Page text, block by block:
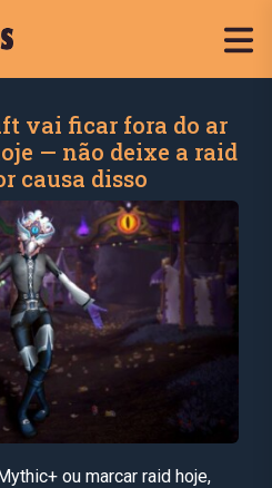
vai ficar fora do ar
— não deixe a raid
causa disso
ou marcar raid hoje,